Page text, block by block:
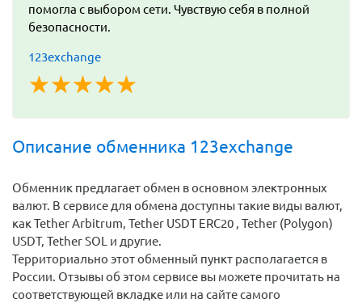
помогла с выбором сети. Чувствую себя в полной
безопасности.
123exchange
☆☆☆☆☆
★★★★★
Описание обменника 123exchange
Обменник предлагает обмен в основном электронных
валют. В сервисе для обмена доступны такие виды валют,
как Tether Arbitrum, Tether USDT ERC20 , Tether (Polygon)
USDT, Tether SOL и другие.
Территориально этот обменный пункт располагается в
России. Отзывы об этом сервисе вы можете прочитать на
соответствующей вкладке или на сайте самого